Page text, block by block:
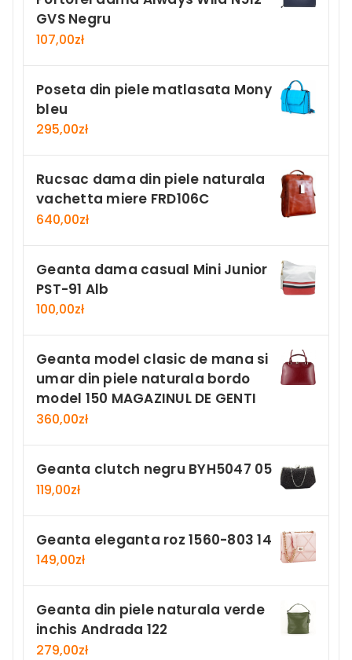
GVS Negru
107,00zł
Poseta din piele matlasata Mony
bleu
295,00zł
Rucsac dama din piele naturala
vachetta miere FRD106C
640,00zł
Geanta dama casual Mini Junior
PST-91 Alb
100,00zł
Geanta model clasic de mana si
umar din piele naturala bordo
model 150 MAGAZINUL DE GENTI
360,00zł
Geanta clutch negru BYH5047 05
119,00zł
Geanta eleganta roz 1560-803 14
149,00zł
Geanta din piele naturala verde
inchis Andrada 122
279,00zł